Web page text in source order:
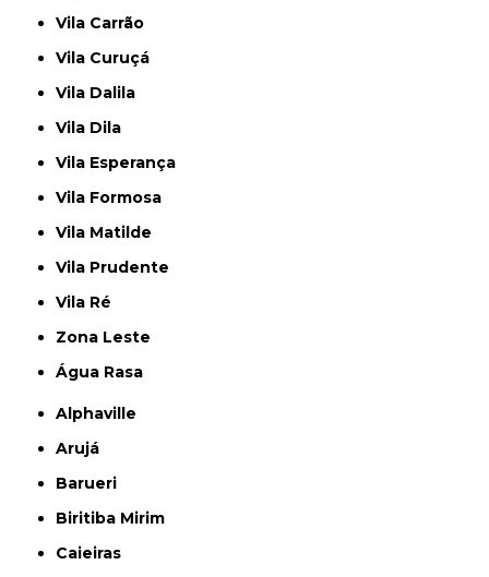
Vila Carrão
Vila Curuçá
Vila Dalila
Vila Dila
Vila Esperança
Vila Formosa
Vila Matilde
Vila Prudente
Vila Ré
Zona Leste
Água Rasa
Alphaville
Arujá
Barueri
Biritiba Mirim
Caieiras